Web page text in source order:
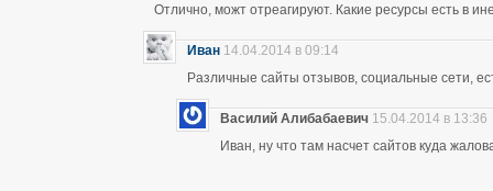
Отлично, можт отреагируют. Какие ресурсы есть в
Иван 14.04.2014 в 09:14
Различные сайты отзывов, социальные сети,
Василий Алибабаевич 15.04.2014 в 13:36
Иван, ну что там насчет сайтов куда